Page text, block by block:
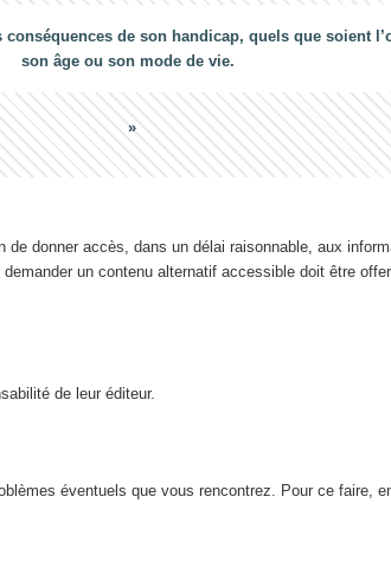
de son handicap, quels que soient
son âge ou son mode de vie.
donner accès, dans un délai raisonnable, aux
un contenu alternatif accessible doit être
de leur éditeur.
éventuels que vous rencontrez. Pour ce faire,